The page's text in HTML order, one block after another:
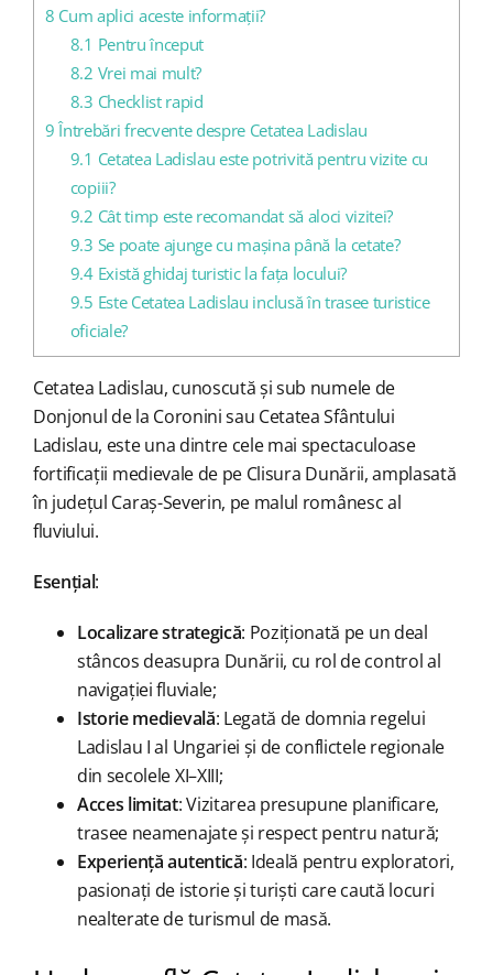
8 Cum aplici aceste informații?
8.1 Pentru început
8.2 Vrei mai mult?
8.3 Checklist rapid
9 Întrebări frecvente despre Cetatea Ladislau
9.1 Cetatea Ladislau este potrivită pentru vizite cu
copiii?
9.2 Cât timp este recomandat să aloci vizitei?
9.3 Se poate ajunge cu mașina până la cetate?
9.4Există ghidaj turistic la fața locului?
9.5 Este Cetatea Ladislau inclusă în trasee turistice
oficiale?
Cetatea Ladislau, cunoscută și sub numele de
Donjonul de la Coronini sau Cetatea Sfântului
Ladislau, este una dintre cele mai spectaculoase
fortificații medievale de pe Clisura Dunării, amplasată
în județul Caraș-Severin, pe malul românesc al
fluviului.
Esențial:
Localizare strategică: Poziționată pe un deal
stâncos deasupra Dunării, cu rol de control al
navigației fluviale;
Istorie medievală: Legată de domnia regelui
Ladislau I al Ungariei și de conflictele regionale
din secolele XI–XIII;
Acces limitat: Vizitarea presupune planificare,
trasee neamenajate și respect pentru natură;
Experiență autentică: Ideală pentru exploratori,
pasionați de istorie și turiști care caută locuri
nealterate de turismul de masă.